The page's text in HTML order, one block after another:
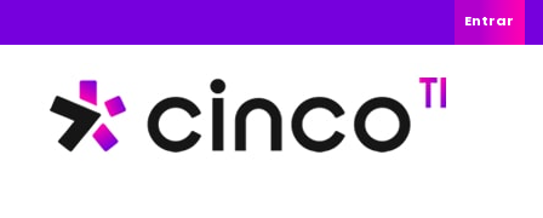
Entrar